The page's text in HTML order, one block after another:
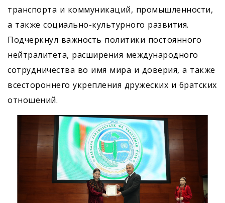
транспорта и коммуникаций, промышленности,
а также социально-культурного развития.
Подчеркнул важность политики постоянного
нейтралитета, расширения международного
сотрудничества во имя мира и доверия, а также
всестороннего укрепления дружеских и братских
отношений.